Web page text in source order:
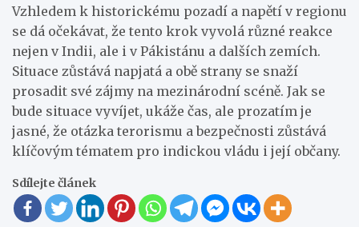
Vzhledem k historickému pozadí a napětí v regionu
se dá očekávat, že tento krok vyvolá různé reakce
nejen v Indii, ale i v Pákistánu a dalších zemích.
Situace zůstává napjatá a obě strany se snaží
prosadit své zájmy na mezinárodní scéně. Jak se
bude situace vyvíjet, ukáže čas, ale prozatím je
jasné, že otázka terorismu a bezpečnosti zůstává
klíčovým tématem pro indickou vládu i její občany.
Sdílejte článek